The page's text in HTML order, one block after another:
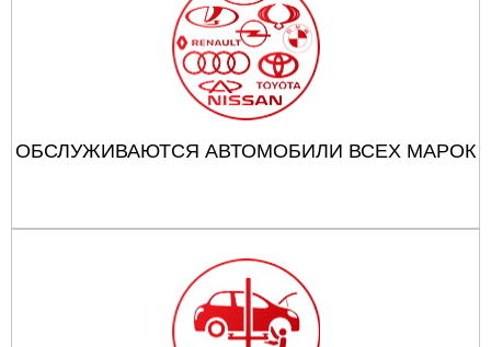
ОБСЛУЖИВАЮТСЯ АВТОМОБИЛИ ВСЕХ МАРОК